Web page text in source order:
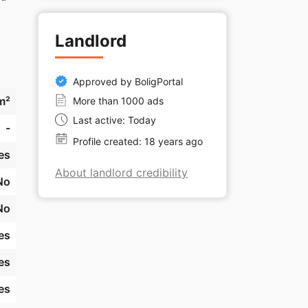
-
Landlord
Approved by BoligPortal
More than 1000 ads
Last active: Today
Profile created: 18 years ago
About landlord credibility